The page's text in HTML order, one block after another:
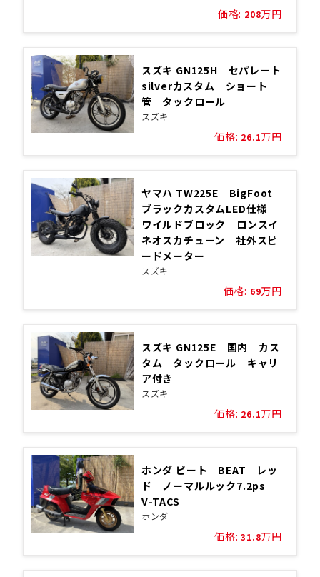
価格: 208万円
スズキ GN125H セパレート
silverカスタム ショート
管 タックロール
スズキ
価格: 26.1万円
ヤマハ TW225E BigFoot
ブラックカスタムLED仕様
ワイルドブロック ロンスイ
ネオスカチューン 社外スピ
ードメーター
スズキ
価格: 69万円
スズキ GN125E 国内 カス
タム タックロール キャリ
ア付き
スズキ
価格: 26.1万円
ホンダ ビート BEAT レッ
ド ノーマルルック7.2ps
V-TACS
ホンダ
価格: 31.8万円